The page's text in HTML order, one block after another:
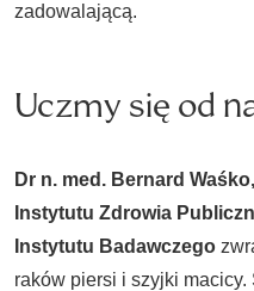
zadowalającą.
Uczmy się od
Dr n. med. Bernard
Instytutu Zdrowia
Instytutu Badawczego
raków piersi i szyjki macicy.